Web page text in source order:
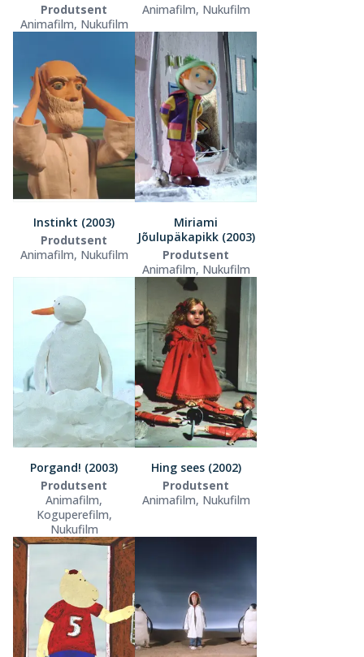
Produtsent
Animafilm, Nukufilm
Animafilm, Nukufilm
Instinkt (2003)
Produtsent
Animafilm, Nukufilm
Miriami
Jõulupäkapikk (2003)
Produtsent
Animafilm, Nukufilm
Porgand! (2003)
Produtsent
Animafilm,
Koguperefilm,
Nukufilm
Hing sees (2002)
Produtsent
Animafilm, Nukufilm